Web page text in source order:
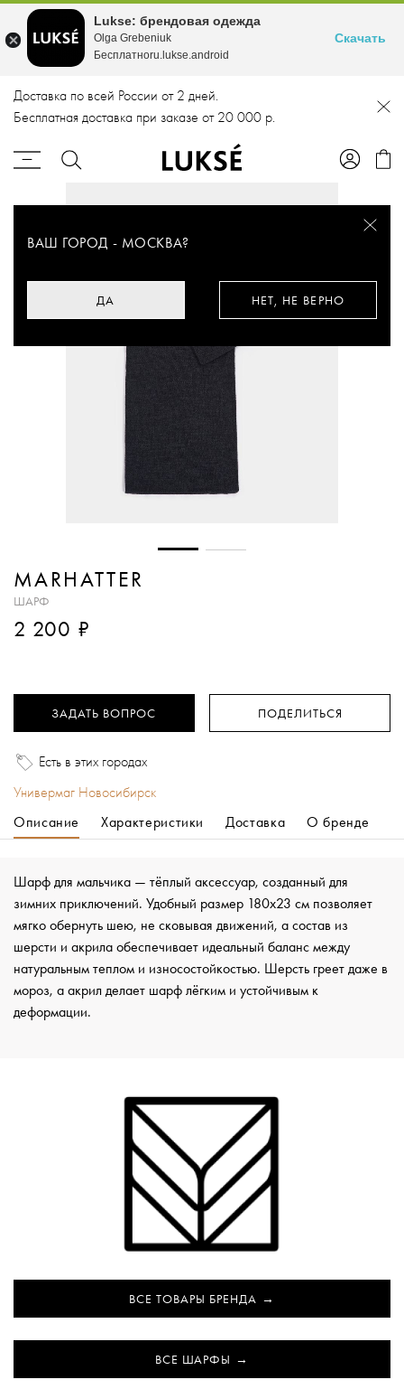
Доставка по всей России от 2 дней.
Бесплатная доставка при заказе от 20 000 р.
ВАШ ГОРОД - МОСКВА?
ДА НЕТ, НЕ ВЕРНО
MARHATTER
ШАРФ
2 200 ₽
ЗАДАТЬ ВОПРОС ПОДЕЛИТЬСЯ
Есть в этих городах
Универмаг Новосибирск
Описание
Характеристики Доставка О бренде
Шарф для мальчика — тёплый аксессуар, созданный для
зимних приключений. Удобный размер 180x23 см позволяет
мягко обернуть шею, не сковывая движений, а состав из
шерсти и акрила обеспечивает идеальный баланс между
натуральным теплом и износостойкостью. Шерсть греет даже в
мороз, а акрил делает шарф лёгким и устойчивым к
деформации.
ВСЕ ТОВАРЫ БРЕНДА
ВСЕ ШАРФЫ
Lukse: брендовая одежда
Olga Grebeniuk
Бесплатноru.lukse.android
Скачать